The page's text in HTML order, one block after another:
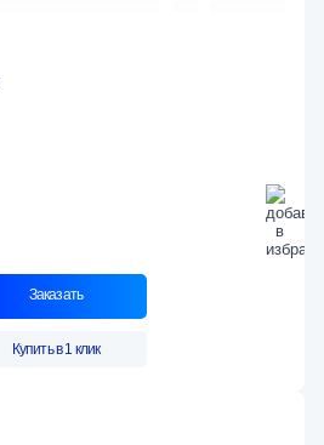
Заказать
Купить в 1 клик